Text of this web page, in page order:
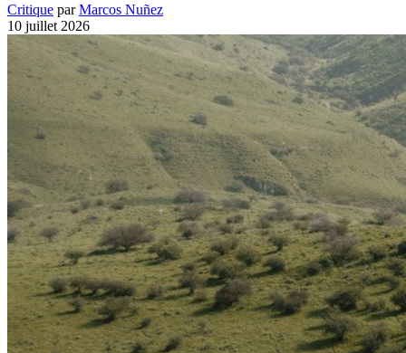
Critique par Marcos Nuñez
10 juillet 2026